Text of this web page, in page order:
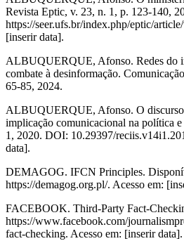
Revista Eptic, v. 23, n. 1, p. 123-140,
https://seer.ufs.br/index.php/eptic/
[inserir data].
ALBUQUERQUE, Afonso. Redes do
combate à desinformação.
65-85, 2024.
ALBUQUERQUE, Afonso. O discurso
implicação comunicacional na política
1, 2020. DOI: 10.29397/
data].
DEMAGOG. IFCN Principles.
https://demagog.org.pl/. Acesso em:
FACEBOOK. Third-Party Fact-
https://www.facebook.com/
fact-checking. Acesso em: [inserir data].